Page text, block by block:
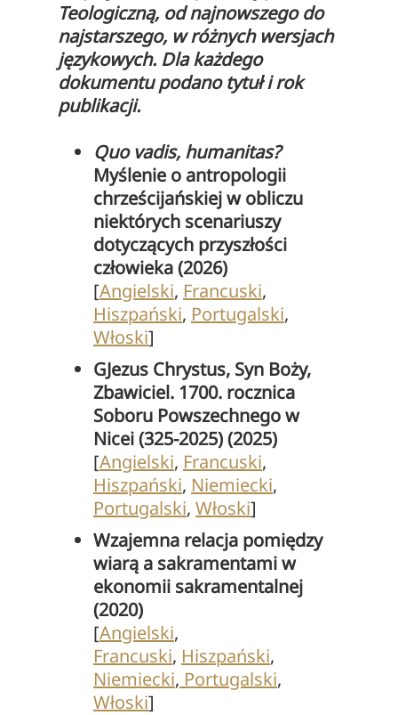
Teologiczną, od najnowszego do
najstarszego, w różnych wersjach
językowych. Dla każdego
dokumentu podano tytuł i rok
publikacji.
Quo vadis, humanitas?
Myślenie o antropologii
chrześcijańskiej w obliczu
niektórych scenariuszy
dotyczących przyszłości
człowieka (2026)
[Angielski, Francuski,
Hiszpański, Portugalski,
Włoski]
GJezus Chrystus, Syn Boży,
Zbawiciel. 1700. rocznica
Soboru Powszechnego w
Nicei (325-2025) (2025)
[Angielski, Francuski,
Hiszpański, Niemiecki,
Portugalski, Włoski]
Wzajemna relacja pomiędzy
wiarą a sakramentami w
ekonomii sakramentalnej
(2020)
[Angielski,
Francuski, Hiszpański,
Niemiecki, Portugalski,
Włoski]